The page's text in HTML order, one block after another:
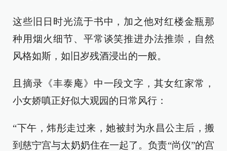
这些旧日时光流于书中，加之他对红楼金瓶那
种用烟火细节、平常谈笑推进办法推崇，自然
风格如斯，如旧岁残酒浸出的一般。
且摘录《丰泰庵》中一段文字，其女红家常，
小女娇嗔正好似大观园的日常风行：
“下午，炜彤走过来，她被封为永昌公主后，搬
到慈宁宫与太奶奶住在一起了。负责“尚仪”的宫